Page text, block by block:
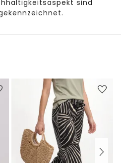
sind